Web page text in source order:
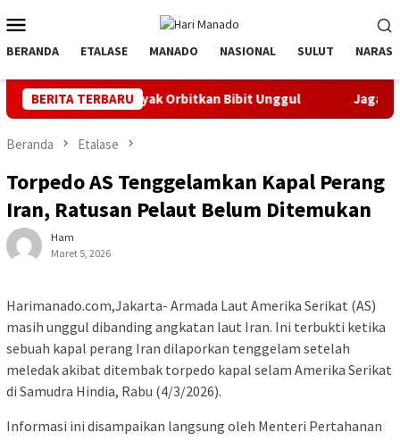
ke
kontenMobile
BERANDA ETALASE MANADO NASIONAL SULUT NARASI
BERITA TERBARU
Banyak Orbitkan Bibit Unggul Jaga Listrik Andal
Beranda Etalase
Torpedo AS Tenggelamkan Kapal Perang
Iran, Ratusan Pelaut Belum Ditemukan
Ham
Maret 5, 2026
Harimanado.com,Jakarta- Armada Laut Amerika Serikat (AS)
masih unggul dibanding angkatan laut Iran. Ini terbukti ketika
sebuah kapal perang Iran dilaporkan tenggelam setelah
meledak akibat ditembak torpedo kapal selam Amerika Serikat
di Samudra Hindia, Rabu (4/3/2026).
Informasi ini disampaikan langsung oleh Menteri Pertahanan